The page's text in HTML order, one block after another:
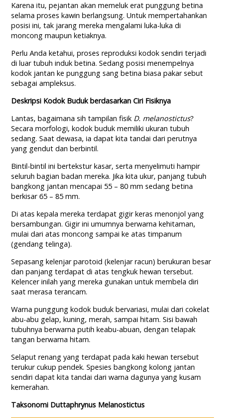
Karena itu, pejantan akan memeluk erat punggung betina
selama proses kawin berlangsung. Untuk mempertahankan
posisi ini, tak jarang mereka mengalami luka-luka di
moncong maupun ketiaknya.
Perlu Anda ketahui, proses reproduksi kodok sendiri terjadi
di luar tubuh induk betina. Sedang posisi menempelnya
kodok jantan ke punggung sang betina biasa pakar sebut
sebagai ampleksus.
Deskripsi Kodok Buduk berdasarkan Ciri Fisiknya
Lantas, bagaimana sih tampilan fisik D. melanostictus?
Secara morfologi, kodok buduk memiliki ukuran tubuh
sedang. Saat dewasa, ia dapat kita tandai dari perutnya
yang gendut dan berbintil.
Bintil-bintil ini bertekstur kasar, serta menyelimuti hampir
seluruh bagian badan mereka. Jika kita ukur, panjang tubuh
bangkong jantan mencapai 55 – 80 mm sedang betina
berkisar 65 – 85 mm.
Di atas kepala mereka terdapat gigir keras menonjol yang
bersambungan. Gigir ini umumnya berwarna kehitaman,
mulai dari atas moncong sampai ke atas timpanum
(gendang telinga).
Sepasang kelenjar parotoid (kelenjar racun) berukuran besar
dan panjang terdapat di atas tengkuk hewan tersebut.
Kelencer inilah yang mereka gunakan untuk membela diri
saat merasa terancam.
Warna punggung kodok buduk bervariasi, mulai dari cokelat
abu-abu gelap, kuning, merah, sampai hitam. Sisi bawah
tubuhnya berwarna putih keabu-abuan, dengan telapak
tangan berwarna hitam.
Selaput renang yang terdapat pada kaki hewan tersebut
terukur cukup pendek. Spesies bangkong kolong jantan
sendiri dapat kita tandai dari warna dagunya yang kusam
kemerahan.
Taksonomi Duttaphrynus Melanostictus